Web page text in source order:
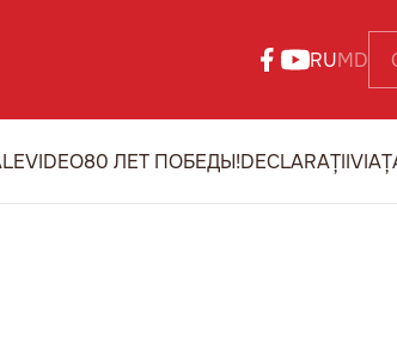
RUMD
VIDEO80 ЛЕТ ПОБЕДЫ!DECLARAȚII